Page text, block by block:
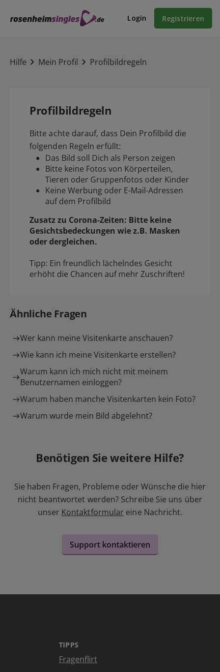
Login Registrieren
Hilfe Mein Profil Profilbildregeln
Profilbildregeln
Bitte achte darauf, dass Dein Profilbild die
folgenden Regeln erfüllt:
Das Bild soll Dich als Person zeigen
Bitte keine Fotos von Körperteilen,
Tieren oder Gruppenfotos oder Kinder
Keine Werbung oder E-Mail-Adressen
auf dem Profilbild
Zusatz zu Corona-Zeiten: Bitte keine
Gesichtsbedeckungen wie z.B. Masken
oder dergleichen.
Tipp: Ein freundlich lächelndes Gesicht
erhöht die Chancen auf mehr Zuschriften!
Ähnliche Fragen
Wer kann meine Visitenkarte anschauen?
Wie kann ich meine Visitenkarte erstellen?
Warum kann ich mich nicht mit meinem
Benutzernamen einloggen?
Warum haben manche Visitenkarten kein Foto?
Warum wurde mein Bild abgelehnt?
Benötigen Sie weitere Hilfe?
Sie haben Fragen, Probleme oder Wünsche die hier
nicht beantwortet werden? Schreibe Sie uns über
unser Kontaktformular eine Nachricht.
Support kontaktieren
TIPPS
Fragenflirt